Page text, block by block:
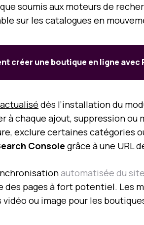
soumis aux moteurs de
sur les catalogues en
créer une boutique en ligne
dès l’installation du
chaque ajout, suppression ou
exclure certaines catégories
Console grâce à une URL
automatisée du
des pages à fort potentiel.
ou image pour les